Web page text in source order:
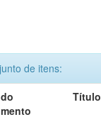
de itens:
Título